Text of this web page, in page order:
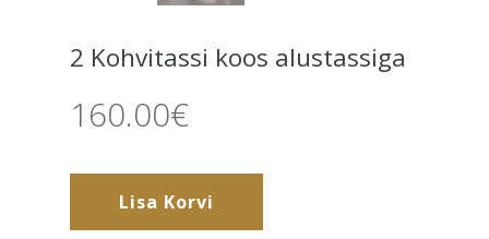
2 Kohvitassi koos alustassiga
160.00€
Lisa Korvi